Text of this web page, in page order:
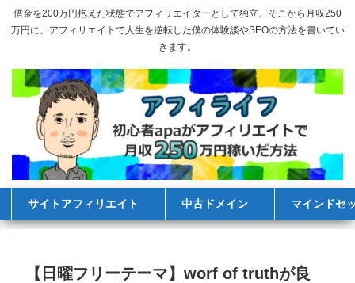
借金を200万円抱えた状態でアフィリエイターとして独立。そこから月収250
万円に。アフィリエイトで人生を逆転した僕の体験談やSEOの方法を書いてい
きます。
サイトアフィリエイト 中古ドメイン マインドセ
【日曜フリーテーマ】worf of truthが良